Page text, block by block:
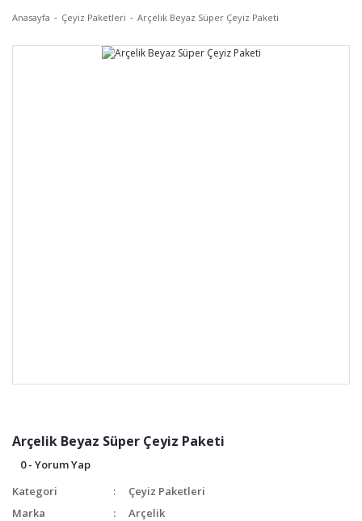
Anasayfa Çeyiz Paketleri Arçelik Beyaz Süper Çeyiz Paketi
Arçelik Beyaz Süper Çeyiz Paketi
0 - Yorum Yap
Kategori
Çeyiz Paketleri
Marka
Arçelik